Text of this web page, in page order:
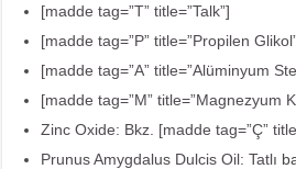
[madde tag=”T” title=”Talk”]
[madde tag=”P” title=”Propilen
[madde tag=”A” title=”Alüminyum
[madde tag=”M” title=”Magnezyum
Zinc Oxide: Bkz. [madde tag=”Ç”
Prunus Amygdalus Dulcis Oil: Tatlı